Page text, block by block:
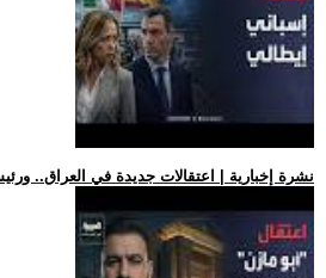
.. نشرة إخبارية | اعتقالات جديدة في العراق..